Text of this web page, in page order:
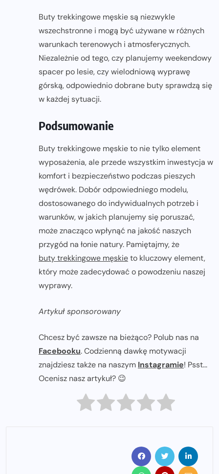
Buty trekkingowe męskie są niezwykle
wszechstronne i mogą być używane w różnych
warunkach terenowych i atmosferycznych.
Niezależnie od tego, czy planujemy weekendowy
spacer po lesie, czy wielodniową wyprawę
górską, odpowiednio dobrane buty sprawdzą się
w każdej sytuacji.
Podsumowanie
Buty trekkingowe męskie to nie tylko element
wyposażenia, ale przede wszystkim inwestycja w
komfort i bezpieczeństwo podczas pieszych
wędrówek. Dobór odpowiedniego modelu,
dostosowanego do indywidualnych potrzeb i
warunków, w jakich planujemy się poruszać,
może znacząco wpłynąć na jakość naszych
przygód na łonie natury. Pamiętajmy, że
buty trekkingowe męskieto kluczowy element,
który może zadecydować o powodzeniu naszej
wyprawy.
Artykuł sponsorowany
Chcesz być zawsze na bieżąco? Polub nas na
Facebooku. Codzienną dawkę motywacji
znajdziesz także na naszym Instagramie! Psst...
Ocenisz nasz artykuł? 😉